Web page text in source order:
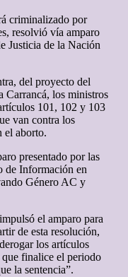
criminalizado por
resolvió vía amparo
Justicia de la Nación
del proyecto del
Carrancá, los ministros
101, 102 y 103
van contra los
el aborto.
presentado por las
de Información en
Género AC y
el amparo para
de esta resolución,
los artículos
que finalice el periodo
la sentencia”.